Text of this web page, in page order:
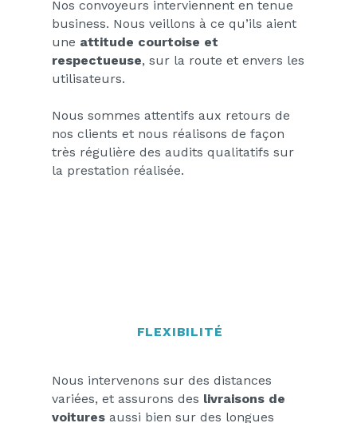
Nos convoyeurs interviennent en tenue
business. Nous veillons à ce qu’ils aient
une attitude courtoise et
respectueuse, sur la route et envers les
utilisateurs.
Nous sommes attentifs aux retours de
nos clients et nous réalisons de façon
très régulière des audits qualitatifs sur
la prestation réalisée.
FLEXIBILITÉ
Nous intervenons sur des distances
variées, et assurons des livraisons de
voitures aussi bien sur des longues